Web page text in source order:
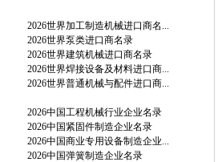
2026世界加工制造机械进口商名...
2026世界泵类进口商名录
2026世界建筑机械进口商名录
2026世界焊接设备及材料进口商...
2026世界普通机械与配件进口商...
2026中国工程机械行业企业名录
2026中国紧固件制造企业名录
2026中国商业专用设备制造企业...
2026中国弹簧制造企业名录